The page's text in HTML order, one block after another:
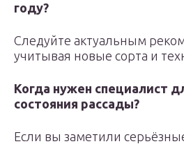
году?
Следуйте актуальным
учитывая новые сорта и
Когда нужен специалист
состояния рассады?
Если вы заметили